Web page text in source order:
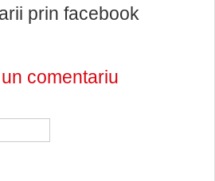
prin facebook
comentariu